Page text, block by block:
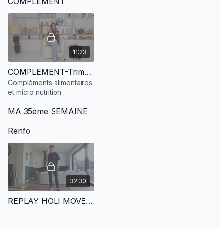
moyens d'anesthésies.
11:23
COMPLEMENT-Trimestre 2/3
Compléments alimentaires
et micro nutrition
trimestre, 7ème et 8ème
MA 35ème SEMAINE
Renfo
32:30
REPLAY HOLI MOVE | HIIT SANS IMPACT - JAMBES & ABDOS - 06.12